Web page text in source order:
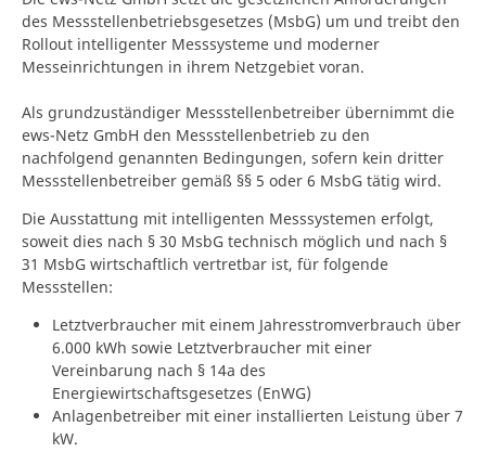
des Messstellenbetriebsgesetzes (MsbG) um und treibt den
Rollout intelligenter Messsysteme und moderner
Messeinrichtungen in ihrem Netzgebiet voran.
Als grundzuständiger Messstellenbetreiber übernimmt die
ews-Netz GmbH den Messstellenbetrieb zu den
nachfolgend genannten Bedingungen, sofern kein dritter
Messstellenbetreiber gemäß §§ 5 oder 6 MsbG tätig wird.
Die Ausstattung mit intelligenten Messsystemen erfolgt,
soweit dies nach § 30 MsbG technisch möglich und nach §
31 MsbG wirtschaftlich vertretbar ist, für folgende
Messstellen:
Letztverbraucher mit einem Jahresstromverbrauch über
6.000 kWh sowie Letztverbraucher mit einer
Vereinbarung nach § 14a des
Energiewirtschaftsgesetzes (EnWG)
Anlagenbetreiber mit einer installierten Leistung über 7
kW.